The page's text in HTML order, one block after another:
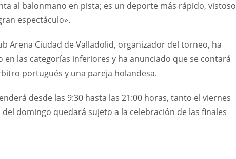
al balonmano en pista; es un deporte más rápido, vistoso
espectáculo».
Arena Ciudad de Valladolid, organizador del torneo, ha
las categorías inferiores y ha anunciado que se contará
portugués y una pareja holandesa.
desde las 9:30 hasta las 21:00 horas, tanto el viernes
domingo quedará sujeto a la celebración de las finales